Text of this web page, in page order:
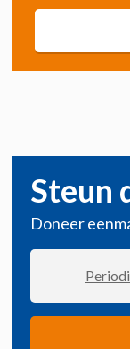
Steun
Doneer